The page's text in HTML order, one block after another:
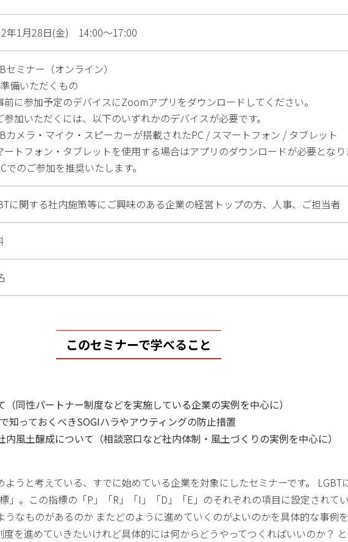
年1月28日(金) 14:00～17:00
セミナー（オンライン）
備いただくもの
前に参加予定のデバイスにZoomアプリをダウンロードしてください。
参加いただくには、以下のいずれかのデバイスが必要です。
カメラ・マイク・スピーカーが搭載されたPC / スマートフォン / タブレット
ートフォン・タブレットを使用する場合はアプリのダウンロードが必要となり
でのご参加を推奨いたします。
に関する社内施策等にご興味のある企業の経営トップの方、人事、ご担当者
このセミナーで学べること
（同性パートナー制度などを実施している企業の実例を中心に）
知っておくべきSOGIハラやアウティングの防止措置
内風土醸成について（相談窓口など社内体制・風土づくりの実例を中心に）
ようと考えている、すでに始めている企業を対象にしたセミナーです。 LGBT
」。この指標の「P」「R」「I」「D」「E」のそれぞれの項目に設定されて
うなものがあるのか またどのように進めていくのがよいのかを具体的な事例
度を進めていきたいけれど具体的には何からどうやってつくればいいのか？